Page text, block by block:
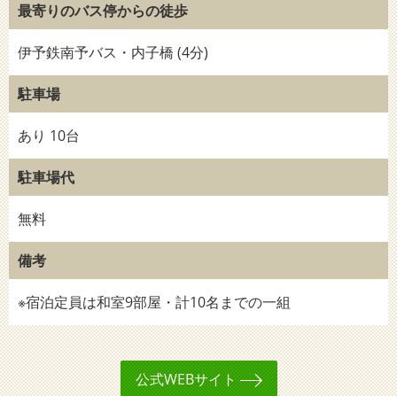
最寄りのバス停からの徒歩
伊予鉄南予バス・内子橋 (4分)
駐車場
あり 10台
駐車場代
無料
備考
※宿泊定員は和室9部屋・計10名までの一組
公式WEBサイト